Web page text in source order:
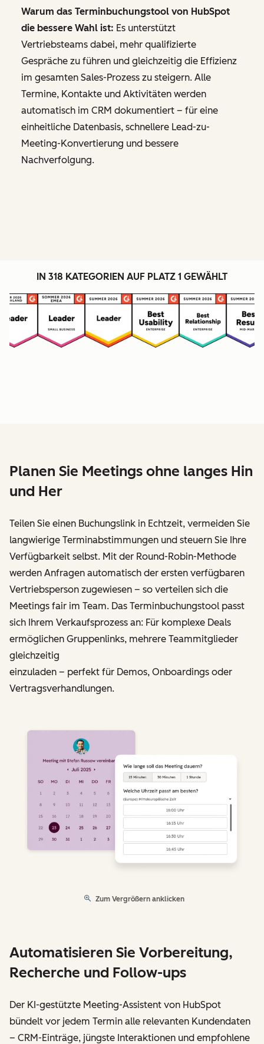
Warum das Terminbuchungstool von HubSpot
die bessere Wahl ist: Es unterstützt
Vertriebsteams dabei, mehr qualifizierte
Gespräche zu führen und gleichzeitig die Effizienz
im gesamten Sales-Prozess zu steigern. Alle
Termine, Kontakte und Aktivitäten werden
automatisch im CRM dokumentiert – für eine
einheitliche Datenbasis, schnellere Lead-zu-
Meeting-Konvertierung und bessere
Nachverfolgung.
IN 318 KATEGORIEN AUF PLATZ 1 GEWÄHLT
Planen Sie Meetings ohne langes Hin
und Her
Teilen Sie einen Buchungslink in Echtzeit, vermeiden Sie
langwierige Terminabstimmungen und steuern Sie Ihre
Verfügbarkeit selbst. Mit der Round-Robin-Methode
werden Anfragen automatisch der ersten verfügbaren
Vertriebs­person zugewiesen – so verteilen sich die
Meetings fair im Team. Das Terminbuchungstool passt
sich Ihrem Verkaufsprozess an: Für komplexe Deals
ermöglichen Gruppenlinks, mehrere Teammitglieder
gleichzeitig
einzuladen – perfekt für Demos, Onboardings oder
Vertragsverhandlungen.
Zum Vergrößern anklicken
Automatisieren Sie Vorbereitung,
Recherche und Follow-ups
Der KI-gestützte Meeting-Assistent von HubSpot
bündelt vor jedem Termin alle relevanten Kundendaten
– CRM-Einträge, jüngste Interaktionen und empfohlene